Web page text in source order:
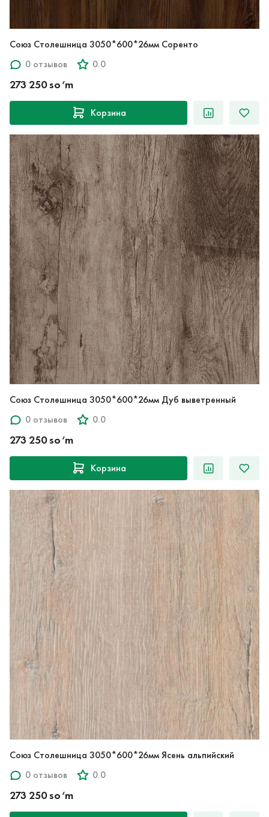
Союз Столешница 3050*600*26мм Соренто
0 отзывов
0.0
273 250 so‘m
Корзина
Союз Столешница 3050*600*26мм Дуб выветренный
0 отзывов
0.0
273 250 so‘m
Корзина
Союз Столешница 3050*600*26мм Ясень альпийский
0 отзывов
0.0
273 250 so‘m